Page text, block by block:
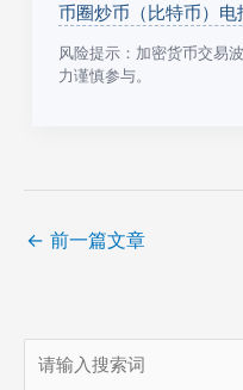
币圈炒币（比特币）电
风险提示：加密货币交易
力谨慎参与。
← 前一篇文章
搜